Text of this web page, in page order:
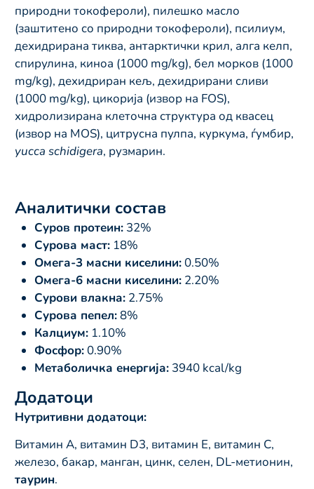
природни токофероли), пилешко масло
(заштитено со природни токофероли), псилиум,
дехидрирана тиква, антарктички крил, алга келп,
спирулина, киноа (1000 mg/kg), бел морков (1000
mg/kg), дехидриран кељ, дехидрирани сливи
(1000 mg/kg), цикорија (извор на FOS),
хидролизирана клеточна структура од квасец
(извор на MOS), цитрусна пулпа, куркума, ѓумбир,
yucca schidigera, рузмарин.
Аналитички состав
Суров протеин: 32%
Сурова маст: 18%
Омега-3 масни киселини: 0.50%
Омега-6 масни киселини: 2.20%
Сурови влакна: 2.75%
Сурова пепел:8%
Калциум: 1.10%
Фосфор: 0.90%
Метаболичка енергија: 3940 kcal/kg
Додатоци
Нутритивни додатоци:
Витамин A, витамин D3, витамин E, витамин C,
железо, бакар, манган, цинк, селен, DL-метионин,
таурин.